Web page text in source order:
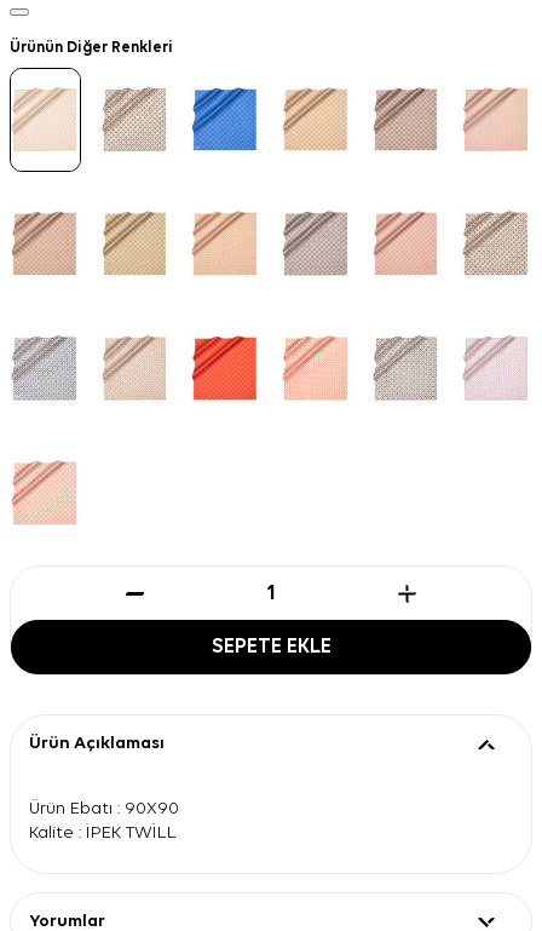
Ürünün Diğer Renkleri
SEPETE EKLE
Ürün Açıklaması
Ürün Ebatı : 90X90
Kalite : İPEK TWİLL
Yorumlar